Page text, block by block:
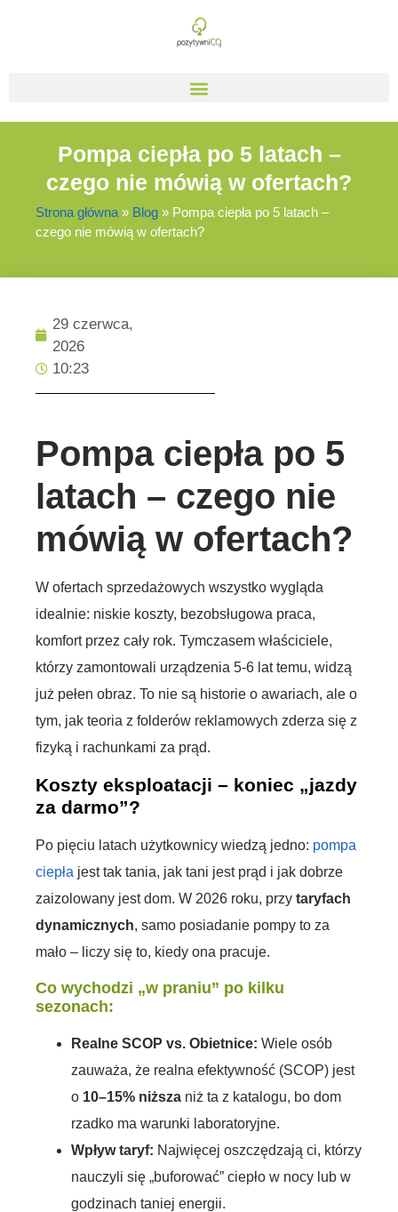
Pompa ciepła po 5 latach –
czego nie mówią w ofertach?
Strona główna » Blog » Pompa ciepła po 5 latach –
czego nie mówią w ofertach?
29 czerwca,
2026
10:23
Pompa ciepła po 5
latach – czego nie
mówią w ofertach?
W ofertach sprzedażowych wszystko wygląda
idealnie: niskie koszty, bezobsługowa praca,
komfort przez cały rok. Tymczasem właściciele,
którzy zamontowali urządzenia 5-6 lat temu, widzą
już pełen obraz. To nie są historie o awariach, ale o
tym, jak teoria z folderów reklamowych zderza się z
fizyką i rachunkami za prąd.
Koszty eksploatacji – koniec „jazdy
za darmo”?
Po pięciu latach użytkownicy wiedzą jedno: pompa
ciepła jest tak tania, jak tani jest prąd i jak dobrze
zaizolowany jest dom. W 2026 roku, przy taryfach
dynamicznych, samo posiadanie pompy to za
mało – liczy się to, kiedy ona pracuje.
Co wychodzi „w praniu” po kilku
sezonach:
Realne SCOP vs. Obietnice: Wiele osób
zauważa, że realna efektywność (SCOP) jest
o 10–15% niższa niż ta z katalogu, bo dom
rzadko ma warunki laboratoryjne.
Wpływ taryf: Najwięcej oszczędzają ci, którzy
nauczyli się „buforować” ciepło w nocy lub w
godzinach taniej energii.